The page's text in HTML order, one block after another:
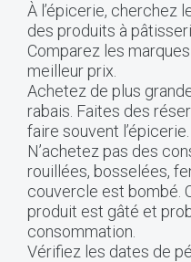
À l’épicerie, cherchez
des produits à
Comparez les
meilleur prix.
Achetez de plus
rabais. Faites des
faire souvent l’épicerie.
N’achetez pas des
rouillées, bosselées,
couvercle est bombé.
produit est gâté et
consommation.
Vérifiez les dates de